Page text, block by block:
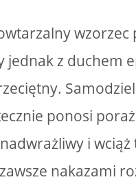
jednak z duchem
ponosi
i
nakazami